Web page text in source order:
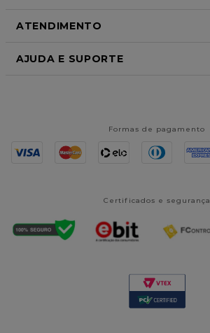
ATENDIMENTO
AJUDA E SUPORTE
Formas de pagamento
Certificados e segurança